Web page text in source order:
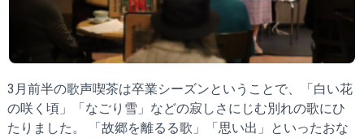
3月前半の歌声喫茶は卒業シーズンということで、「白い花
の咲く頃」「なごり雪」などの寂しさにじむ別れの歌にひ
たりました。 「故郷を離るる歌」「思い出」といったおな